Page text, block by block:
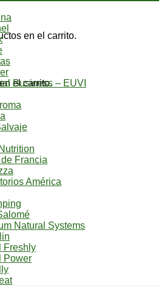
en el carrito.
el carrito.
Business – EUVI
Francia
América
Natural Systems
Freshly
Power